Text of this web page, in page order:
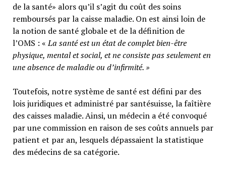
de la santé» alors qu’il s’agit du coût des soins
remboursés par la caisse maladie. On est ainsi loin de
la notion de santé globale et de la définition de
l’OMS : «La santé est un état de complet bien-être
physique, mental et social, et ne consiste pas seulement en
une absence de maladie ou d’infirmité.»
Toutefois, notre système de santé est défini par des
lois juridiques et administré par santésuisse, la faîtière
des caisses maladie. Ainsi, un médecin a été convoqué
par une commission en raison de ses coûts annuels par
patient et par an, lesquels dépassaient la statistique
des médecins de sa catégorie.